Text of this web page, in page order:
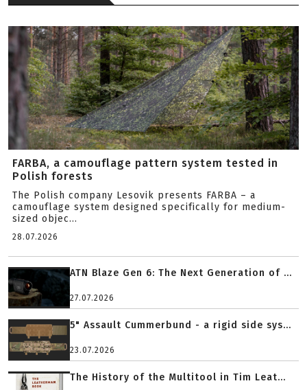
FARBA, a camouflage pattern system tested in
Polish forests
The Polish company Lesovik presents FARBA – a
camouflage system designed specifically for medium-
sized objec...
28.07.2026
ATN Blaze Gen 6: The Next Generation of ...
27.07.2026
5" Assault Cummerbund - a rigid side sys...
23.07.2026
The History of the Multitool in Tim Leat...